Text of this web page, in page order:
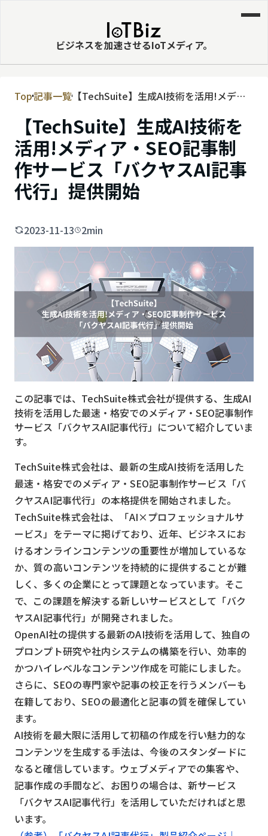
ビジネスを加速させるIoTメディア。
MVNE
エッジ
LPWA
DaaS
IaaS
ビッグデータ
MNO
MVNO
スマート漁業
クラウド
M2M
VPN
スマート〇〇
スマート農業
ドローン
ロボット
スマート物流
IoT
DX
ニュース
デジタルサイネージ
カメラ
Wi-Fi
SaaS
AI
おすすめ
SIM
スマホ
Top記事一覧 【TechSuite】生成AI技術を活用!メディ
記事代行」提供開始
【TechSuite】生成AI技術を
活用!メディア・SEO記事制
作サービス「バクヤスAI記事
代行」提供開始
2023-11-13 2min
この記事では、TechSuite株式会社が提供する、生成AI
技術を活用した最速・格安でのメディア・SEO記事制作
サービス「バクヤスAI記事代行」について紹介していま
す。
TechSuite株式会社は、最新の生成AI技術を活用した
最速・格安でのメディア・SEO記事制作サービス「バ
クヤスAI記事代行」の本格提供を開始されました。
TechSuite株式会社は、「AI×プロフェッショナルサ
ービス」をテーマに掲げており、近年、ビジネスにお
けるオンラインコンテンツの重要性が増加しているな
か、質の高いコンテンツを持続的に提供することが難
しく、多くの企業にとって課題となっています。そこ
で、この課題を解決する新しいサービスとして「バク
ヤスAI記事代行」が開発されました。
OpenAI社の提供する最新のAI技術を活用して、独自の
プロンプト研究や社内システムの構築を行い、効率的
かつハイレベルなコンテンツ作成を可能にしました。
さらに、SEOの専門家や記事の校正を行うメンバーも
在籍しており、SEOの最適化と記事の質を確保してい
ます。
AI技術を最大限に活用して初稿の作成を行い魅力的な
コンテンツを生成する手法は、今後のスタンダードに
なると確信しています。ウェブメディアでの集客や、
記事作成の手間など、お困りの場合は、新サービス
「バクヤスAI記事代行」を活用していただければと思
います。